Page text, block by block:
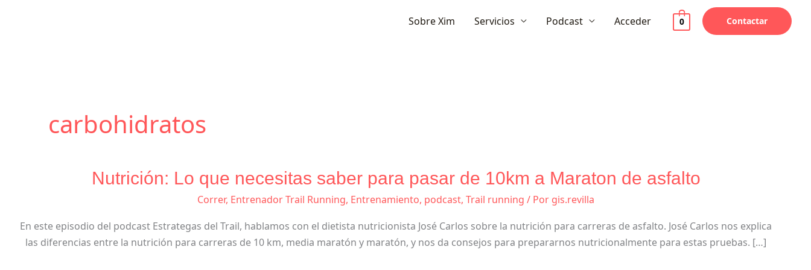
al
Sobre Xim Servicios Podcast Acceder 0 Contactar
carbohidratos
Nutrición: Lo que necesitas saber para pasar de 10km a Maraton de asfalto
Correr, Entrenador Trail Running, Entrenamiento, podcast, Trail running / Por gis.revilla
En este episodio del podcast Estrategas del Trail, hablamos con el dietista nutricionista José Carlos sobre la nutrición para carreras de asfalto. José Carlos nos explica
las diferencias entre la nutrición para carreras de 10 km, media maratón y maratón, y nos da consejos para prepararnos nutricionalmente para estas pruebas. […]
Nutrición:
que
necesitas
saber